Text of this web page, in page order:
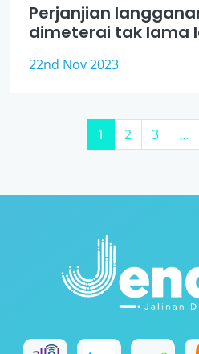
Perjanjian
dimeterai tak lama
22nd Nov 2023
1 2 3 …